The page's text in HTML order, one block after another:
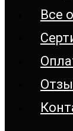
Все